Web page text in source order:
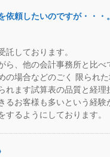
依頼したいのですが・・・。
託しております。
ら、他の会計事務所と比
の場合などのごく 限られ
れます試算表の品質と経
るお客様も多いという経
するようにしております。